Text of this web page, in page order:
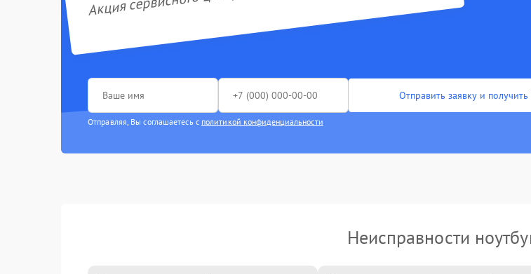
Отправить заявку и
Отправляя, Вы соглашаетесь с политикой конфиденциальности
Неисправности